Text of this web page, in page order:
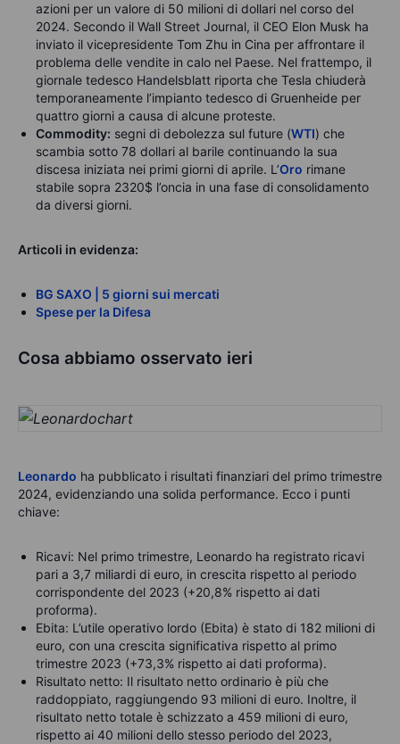
azioni per un valore di 50 milioni di dollari nel corso del
2024. Secondo il Wall Street Journal, il CEO Elon Musk ha
inviato il vicepresidente Tom Zhu in Cina per affrontare il
problema delle vendite in calo nel Paese. Nel frattempo, il
giornale tedesco Handelsblatt riporta che Tesla chiuderà
temporaneamente l’impianto tedesco di Gruenheide per
quattro giorni a causa di alcune proteste.
Commodity: segni di debolezza sul future (WTI) che
scambia sotto 78 dollari al barile continuando la sua
discesa iniziata nei primi giorni di aprile. L’Oro rimane
stabile sopra 2320$ l’oncia in una fase di consolidamento
da diversi giorni.
Articoli in evidenza:
BG SAXO | 5 giorni sui mercati
Spese per la Difesa
Cosa abbiamo osservato ieri
Leonardo ha pubblicato i risultati finanziari del primo trimestre
2024, evidenziando una solida performance. Ecco i punti
chiave:
Ricavi: Nel primo trimestre, Leonardo ha registrato ricavi
pari a 3,7 miliardi di euro, in crescita rispetto al periodo
corrispondente del 2023 (+20,8% rispetto ai dati
proforma).
Ebita: L’utile operativo lordo (Ebita) è stato di 182 milioni di
euro, con una crescita significativa rispetto al primo
trimestre 2023 (+73,3% rispetto ai dati proforma).
Risultato netto: Il risultato netto ordinario è più che
raddoppiato, raggiungendo 93 milioni di euro. Inoltre, il
risultato netto totale è schizzato a 459 milioni di euro,
rispetto ai 40 milioni dello stesso periodo del 2023,